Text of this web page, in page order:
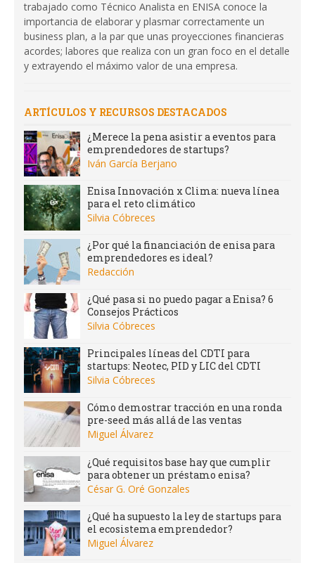
trabajado como Técnico Analista en ENISA conoce la
importancia de elaborar y plasmar correctamente un
business plan, a la par que unas proyecciones financieras
acordes; labores que realiza con un gran foco en el detalle
y extrayendo el máximo valor de una empresa.
ARTÍCULOS Y RECURSOS DESTACADOS
¿Merece la pena asistir a eventos para
emprendedores de startups?
Iván García Berjano
Enisa Innovación x Clima: nueva línea
para el reto climático
Silvia Cóbreces
¿Por qué la financiación de enisa para
emprendedores es ideal?
Redacción
¿Qué pasa si no puedo pagar a Enisa? 6
Consejos Prácticos
Silvia Cóbreces
Principales líneas del CDTI para
startups: Neotec, PID y LIC del CDTI
Silvia Cóbreces
Cómo demostrar tracción en una ronda
pre-seed más allá de las ventas
Miguel Álvarez
¿Qué requisitos base hay que cumplir
para obtener un préstamo enisa?
César G. Oré Gonzales
¿Qué ha supuesto la ley de startups para
el ecosistema emprendedor?
Miguel Álvarez